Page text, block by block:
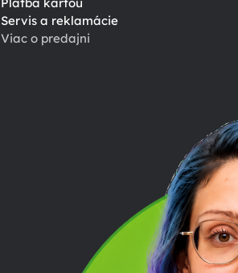
Platba kartou
Servis a reklamácie
Viac o predajni